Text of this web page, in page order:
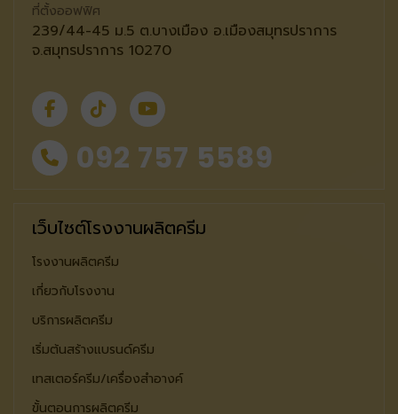
ที่ตั้งออฟฟิศ
239/44-45 ม.5 ต.บางเมือง อ.เมืองสมุทรปราการ
จ.สมุทรปราการ 10270
092 757 5589
เว็บไซต์โรงงานผลิตครีม
โรงงานผลิตครีม
เกี่ยวกับโรงงาน
บริการผลิตครีม
เริ่มต้นสร้างแบรนด์ครีม
เทสเตอร์ครีม/เครื่องสำอางค์
ขั้นตอนการผลิตครีม